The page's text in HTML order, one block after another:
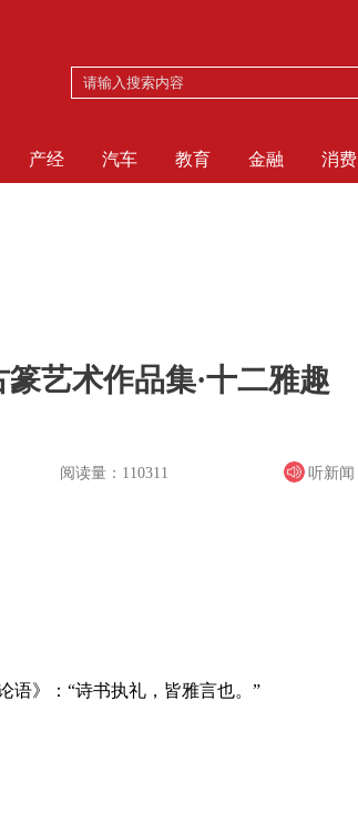
产经 汽车 教育 金融 消费
艺术作品集·十二雅趣
阅读量：110311 听新闻
语》：“诗书执礼，皆雅言也。”